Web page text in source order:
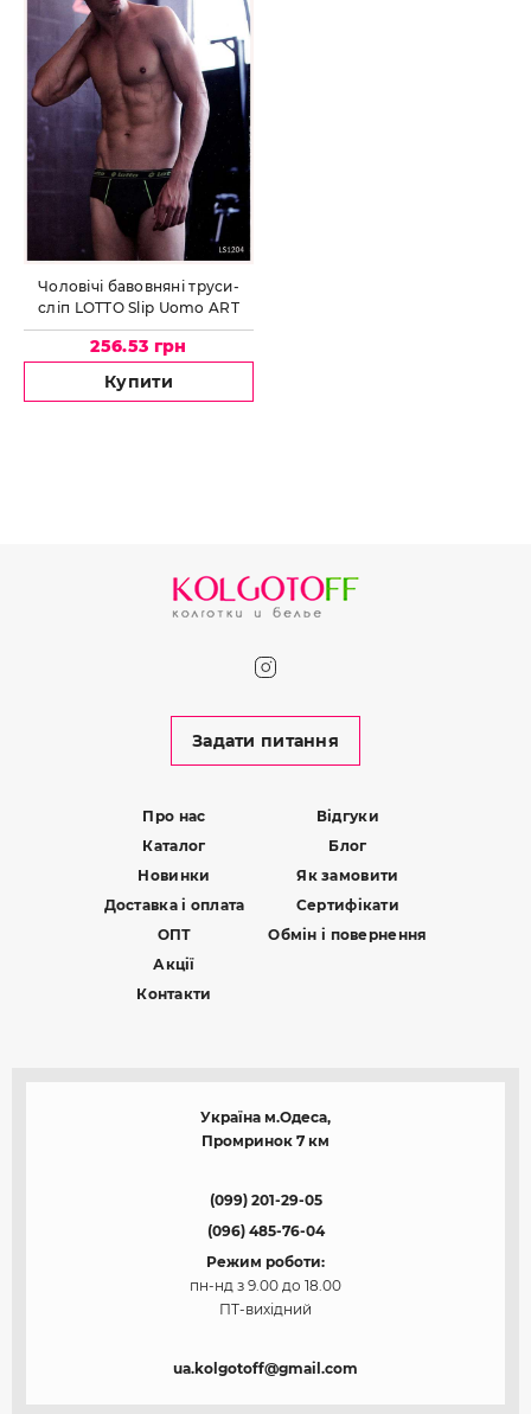
Чоловічі бавовняні труси-
сліп LOTTO Slip Uomo ART
LS1204 melange
256.53 грн
Купити
Задати питання
Про нас
Каталог
Новинки
Доставка і оплата
ОПТ
Акції
Контакти
Відгуки
Блог
Як замовити
Сертифікати
Обмін і повернення
Україна м.Одеса,
Промринок 7 км
(099) 201-29-05
(096) 485-76-04
Режим роботи:
пн-нд з 9.00 до 18.00
ПТ-вихідний
ua.kolgotoff@gmail.com